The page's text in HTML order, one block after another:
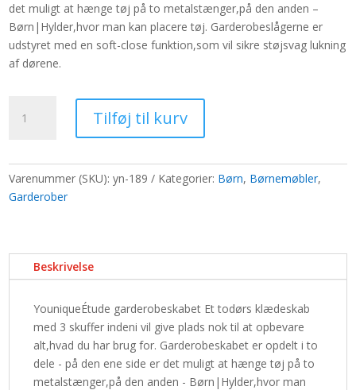
det muligt at hænge tøj på to metalstænger,på den anden –
Børn|Hylder,hvor man kan placere tøj. Garderobeslågerne er
udstyret med en soft-close funktion,som vil sikre støjsvag lukning
af dørene.
YouniqueÉtude
garderobe,SKY
Tilføj til kurv
Varenummer (SKU):yn-189 Kategorier: Børn, Børnemøbler,
Garderober
Beskrivelse
YouniqueÉtude garderobeskabet Et todørs klædeskab
med 3 skuffer indeni vil give plads nok til at opbevare
alt,hvad du har brug for. Garderobeskabet er opdelt i to
dele - på den ene side er det muligt at hænge tøj på to
metalstænger,på den anden - Børn|Hylder,hvor man